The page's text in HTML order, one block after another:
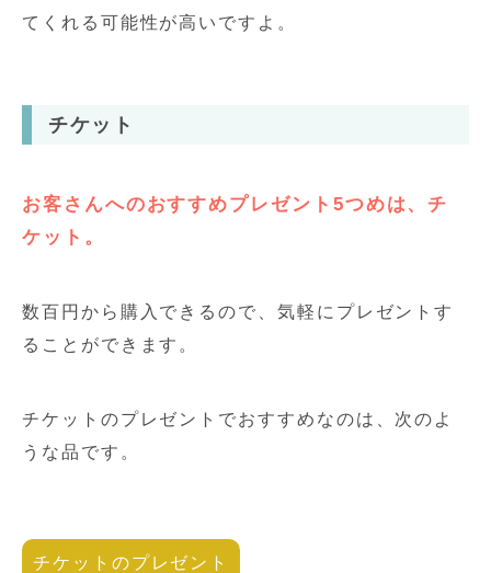
てくれる可能性が高いですよ。
チケット
お客さんへのおすすめプレゼント5つめは、チ
ケット。
数百円から購入できるので、気軽にプレゼントす
ることができます。
チケットのプレゼントでおすすめなのは、次のよ
うな品です。
チケットのプレゼント